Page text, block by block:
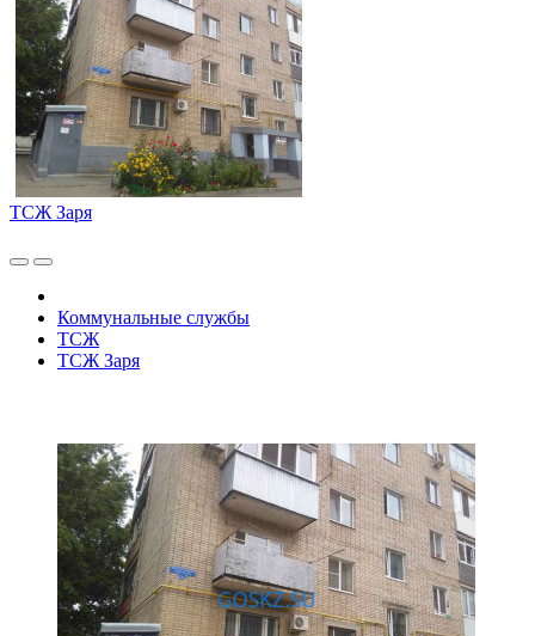
ТСЖ Заря
Коммунальные службы
ТСЖ
ТСЖ Заря